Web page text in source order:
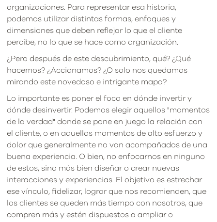
organizaciones. Para representar esa historia,
podemos utilizar distintas formas, enfoques y
dimensiones que deben reflejar lo que el cliente
percibe, no lo que se hace como organización.
¿Pero después de este descubrimiento, qué? ¿Qué
hacemos? ¿Accionamos? ¿O solo nos quedamos
mirando este novedoso e intrigante mapa?
Lo importante es poner el foco en dónde invertir y
dónde desinvertir. Podemos elegir aquellos "momentos
de la verdad" donde se pone en juego la relación con
el cliente, o en aquellos momentos de alto esfuerzo y
dolor que generalmente no van acompañados de una
buena experiencia. O bien, no enfocarnos en ninguno
de estos, sino más bien diseñar o crear nuevas
interacciones y experiencias. El objetivo es estrechar
ese vínculo, fidelizar, lograr que nos recomienden, que
los clientes se queden más tiempo con nosotros, que
compren más y estén dispuestos a ampliar o